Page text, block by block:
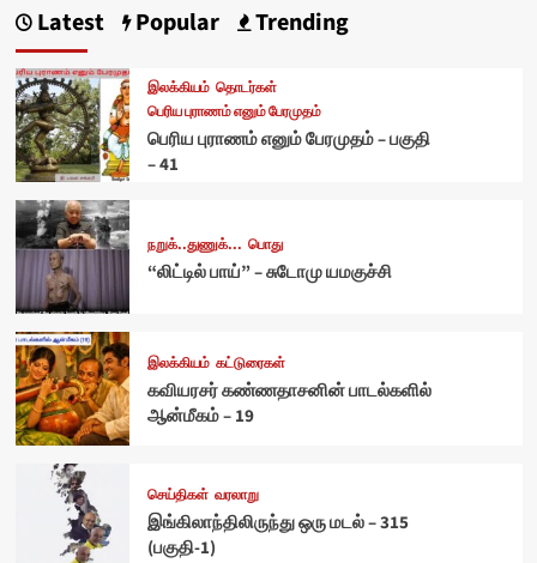
Latest Popular Trending
இலக்கியம் தொடர்கள்
பெரிய புராணம் எனும் பேரமுதம்
பெரிய புராணம் எனும் பேரமுதம் – பகுதி
– 41
நறுக்..துணுக்... பொது
“லிட்டில் பாய்” – சுடோமு யமகுச்சி
இலக்கியம் கட்டுரைகள்
கவியரசர் கண்ணதாசனின் பாடல்களில்
ஆன்மீகம் – 19
செய்திகள் வரலாறு
இங்கிலாந்திலிருந்து ஒரு மடல் – 315
(பகுதி-1)